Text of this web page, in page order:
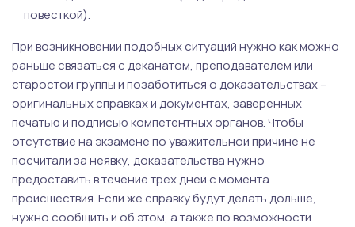
повесткой).
При возникновении подобных ситуаций нужно как можно
раньше связаться с деканатом, преподавателем или
старостой группы и позаботиться о доказательствах –
оригинальных справках и документах, заверенных
печатью и подписью компетентных органов. Чтобы
отсутствие на экзамене по уважительной причине не
посчитали за неявку, доказательства нужно
предоставить в течение трёх дней с момента
происшествия. Если же справку будут делать дольше,
нужно сообщить и об этом, а также по возможности